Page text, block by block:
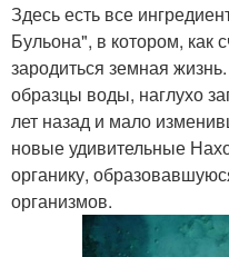
Здесь есть все
Бульона", в котором, как
зародиться земная
образцы воды, наглухо
лет назад и мало
новые удивительные
органику,
организмов.